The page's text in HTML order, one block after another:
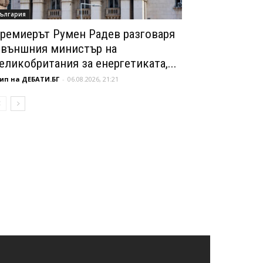
Румен Радев разговаря
министър на
за енергетиката,...
на ДЕБАТИ.БГ - 06.08.2026, 21:21